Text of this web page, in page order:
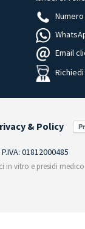
Email
& Policy
01812000485
in vitro e presidi